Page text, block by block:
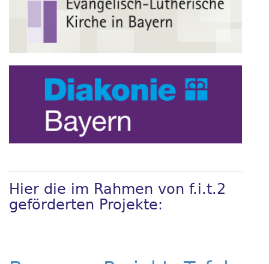
Hier die im Rahmen von f.i.t.2
geförderten Projekte: